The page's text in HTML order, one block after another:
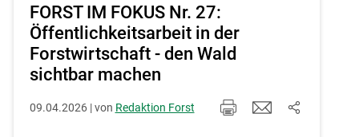
Akzeptieren
Cookies Einstellungen
FORST IM FOKUS Nr. 27:
Öffentlichkeitsarbeit in der
Forstwirtschaft - den Wald
sichtbar machen
09.04.2026 | von Redaktion Forst